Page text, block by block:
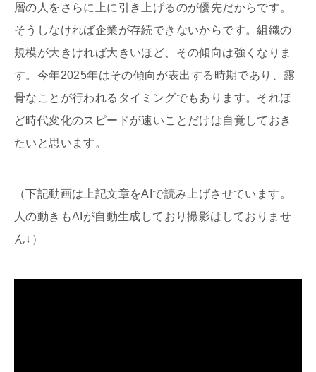
層の人をさらに上に引き上げるのが優先だからです。
そうしなければ企業が存続できないからです。組織の
規模が大きければ大きいほど、その傾向は強くなりま
す。今年2025年はその傾向が表出する時期であり、露
骨なことが行われるタイミングでもあります。それほ
ど時代変化のスピードが速いことだけは自覚しておき
たいと思います。
（下記動画は上記文章をAIで読み上げさせています。
人の動きもAIが自動生成しており撮影はしておりませ
ん↓）